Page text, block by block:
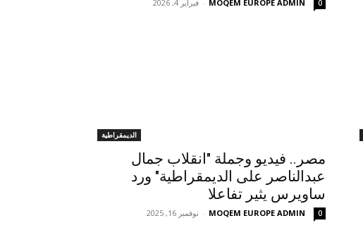
MOQEM EUROPE ADMIN
- فبراير 4, 2026 0
الديمقراطية
مصر.. فيديو وجملة "انقلاب جمال
عبدالناصر على الديمقراطية" ورد
ساويرس يثير تفاعلا
MOQEM EUROPE ADMIN
- نوفمبر 16, 2025 0